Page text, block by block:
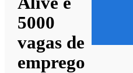
5000
vagas de
emprego